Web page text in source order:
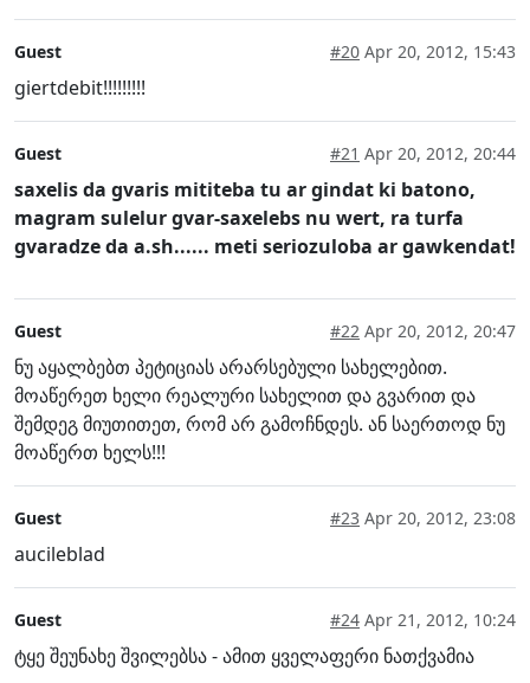
Guest #20 Apr 20, 2012, 15:43
giertdebit!!!!!!!!!
Guest #21 Apr 20, 2012, 20:44
saxelis da gvaris mititeba tu ar gindat ki batono,
magram sulelur gvar-saxelebs nu wert, ra turfa
gvaradze da a.sh...... meti seriozuloba ar gawkendat!
Guest #22 Apr 20, 2012, 20:47
ნუ აყალბებთ პეტიციას არარსებული სახელებით.
მოაწერეთ ხელი რეალური სახელით და გვარით და
შემდეგ მიუთითეთ, რომ არ გამოჩნდეს. ან საერთოდ ნუ
მოაწერთ ხელს!!!
Guest #23 Apr 20, 2012, 23:08
aucileblad
Guest #24 Apr 21, 2012, 10:24
ტყე შეუნახე შვილებსა - ამით ყველაფერი ნათქვამია